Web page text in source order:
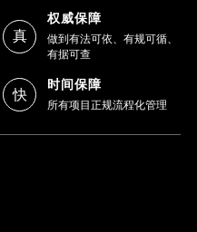
真
权威保障
做到有法可依、有规可循、
有据可查
快
时间保障
所有项目正规流程化管理